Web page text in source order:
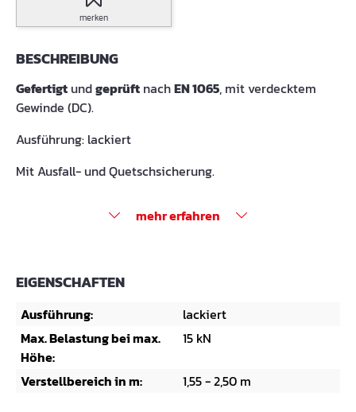
merken
BESCHREIBUNG
Gefertigt undgeprüft nachEN 1065, mit verdecktem
Gewinde (DC).
Ausführung: lackiert
Mit Ausfall- und Quetschsicherung.
mehr erfahren
EIGENSCHAFTEN
Ausführung:
lackiert
Max. Belastung bei max.
Höhe:
15 kN
Verstellbereich in m: 1,55 - 2,50 m